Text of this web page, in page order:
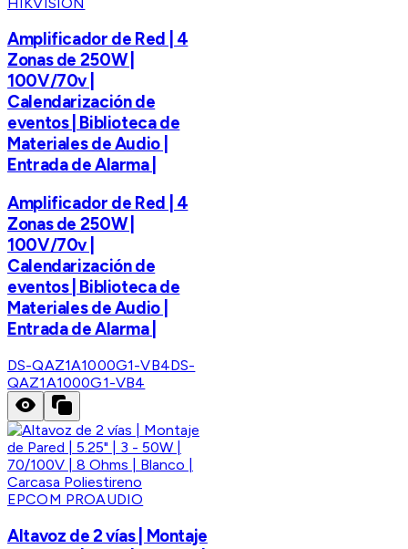
Amplificador de Red | 4
Zonas de 250W |
100V/70v |
Calendarización de
eventos | Biblioteca de
Materiales de Audio |
Entrada de Alarma |
Amplificador de Red | 4
Zonas de 250W |
100V/70v |
Calendarización de
eventos | Biblioteca de
Materiales de Audio |
Entrada de Alarma |
DS-QAZ1A1000G1-VB4DS-
QAZ1A1000G1-VB4
EPCOM PROAUDIO
Altavoz de 2 vías | Montaje